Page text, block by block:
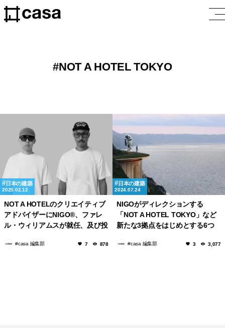
NOT A HOTEL TOKYO
日本の建築
2025.02.12
NOT A HOTELのクリエイティブ
アドバイザーにNIGO®、ファレ
ル・ウィリアムスが就任、及び投
#casa 編集部 7 878
日本の建築
2024.07.24
NIGOがディレクションする
「NOT A HOTEL TOKYO」など
新たな3拠点をはじめとする6つ
#casa 編集部 3 3,077